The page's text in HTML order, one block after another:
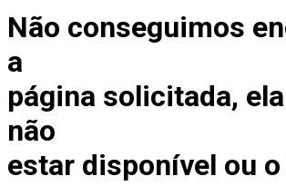
Não conseguimos
a
página solicitada,
não
estar disponível ou o